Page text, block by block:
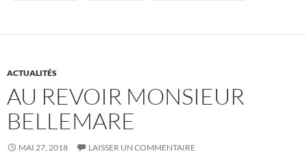
ACTUALITÉS
AU REVOIR MONSIEUR
BELLEMARE
MAI 27, 2018 LAISSER UN COMMENTAIRE